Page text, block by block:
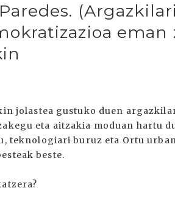
eman
jolastea gustuko duen
eta aitzakia moduan hartu
teknologiari buruz eta Ortu
beste.